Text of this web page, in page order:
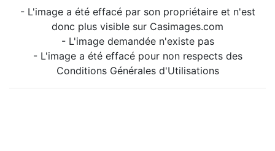
- L'image a été effacé par son propriétaire et n'est
donc plus visible sur Casimages.com
- L'image demandée n'existe pas
- L'image a été effacé pour non respects des
Conditions Générales d'Utilisations